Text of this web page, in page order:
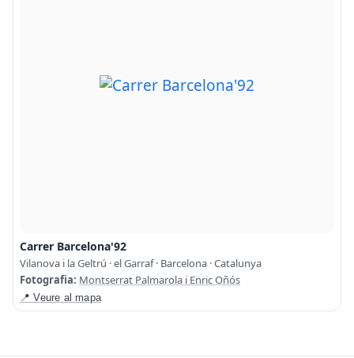
Carrer Barcelona'92
Vilanova i la Geltrú · el Garraf · Barcelona · Catalunya
Fotografia: Montserrat Palmarola i Enric Oñós
📍 Veure al mapa